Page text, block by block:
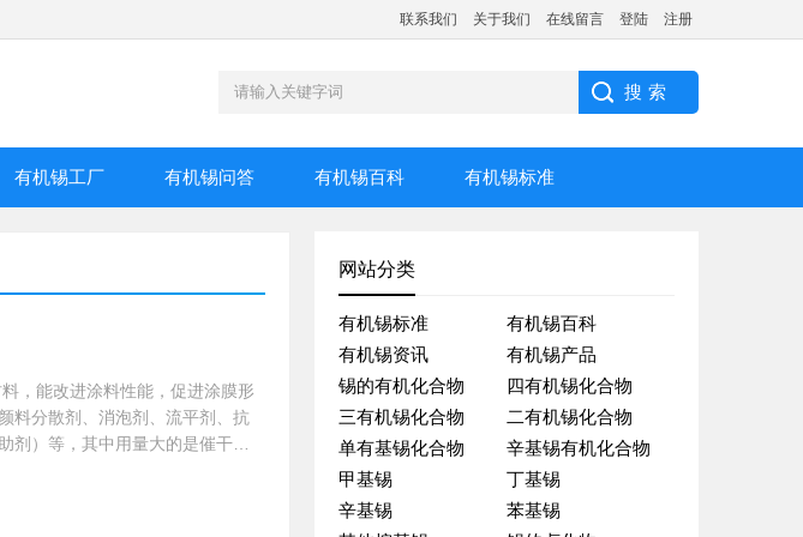
联系我们 关于我们 在线留言 登陆 注册
有机锡工厂 有机锡问答 有机锡百科 有机锡标准
，能改进涂料性能，促进涂膜形
料分散剂、消泡剂、流平剂、抗
）等，其中用量大的是催干剂
为重点。中文名：涂料助剂外文
网站分类
有机锡标准
有机锡百科
有机锡资讯
有机锡产品
锡的有机化合物
四有机锡化合物
三有机锡化合物
二有机锡化合物
单有基锡化合物
辛基锡有机化合物
甲基锡
丁基锡
辛基锡
苯基锡